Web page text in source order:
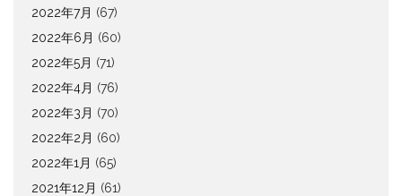
2022年7月 (67)
2022年6月 (60)
2022年5月 (71)
2022年4月 (76)
2022年3月 (70)
2022年2月 (60)
2022年1月 (65)
2021年12月 (61)